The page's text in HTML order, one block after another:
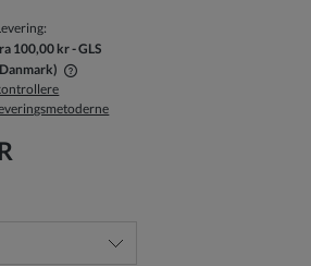
100,00 kr- GLS
eventuelle betalingsomkostninger